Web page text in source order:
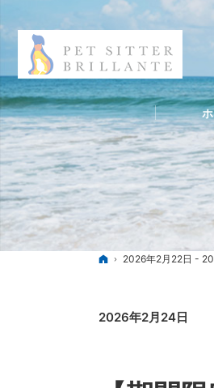
ホーム
2026年2月22日 -
2026年2月24日